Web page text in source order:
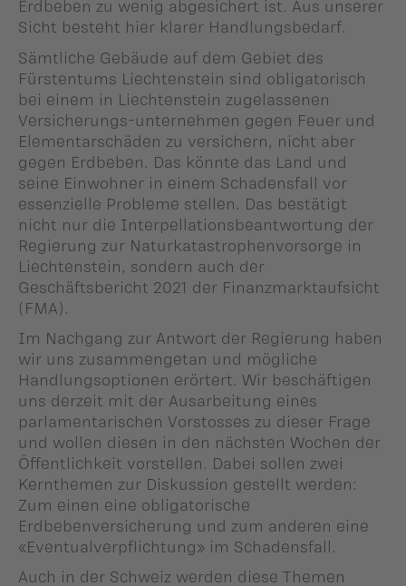
Erdbeben zu wenig abgesichert ist. Aus unserer
Sicht besteht hier klarer Handlungsbedarf.
Sämtliche Gebäude auf dem Gebiet des
Fürstentums Liechtenstein sind obligatorisch
bei einem in Liechtenstein zugelassenen
Versicherungs-unternehmen gegen Feuer und
Elementarschäden zu versichern, nicht aber
gegen Erdbeben. Das könnte das Land und
seine Einwohner in einem Schadensfall vor
essenzielle Probleme stellen. Das bestätigt
nicht nur die Interpellationsbeantwortung der
Regierung zur Naturkatastrophenvorsorge in
Liechtenstein, sondern auch der
Geschäftsbericht 2021 der Finanzmarktaufsicht
(FMA).
Im Nachgang zur Antwort der Regierung haben
wir uns zusammengetan und mögliche
Handlungsoptionen erörtert. Wir beschäftigen
uns derzeit mit der Ausarbeitung eines
parlamentarischen Vorstosses zu dieser Frage
und wollen diesen in den nächsten Wochen der
Öffentlichkeit vorstellen. Dabei sollen zwei
Kernthemen zur Diskussion gestellt werden:
Zum einen eine obligatorische
Erdbebenversicherung und zum anderen eine
«Eventualverpflichtung» im Schadensfall.
Auch in der Schweiz werden diese Themen